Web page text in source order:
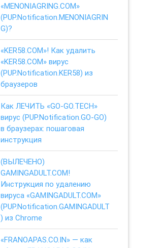
«MENONIAGRING.COM»
(PUP.Notification.MENONIAGRIN
G)?
«KER58.COM»! Как удалить
«KER58.COM» вирус
(PUP.Notification.KER58) из
браузеров
Как ЛЕЧИТЬ «GO-GO.TECH»
вирус (PUP.Notification.GO-GO)
в браузерах: пошаговая
инструкция
(ВЫЛЕЧЕНО)
GAMINGADULT.COM!
Инструкция по удалению
вируса «GAMINGADULT.COM»
(PUP.Notification.GAMINGADULT
) из Chrome
«FRANOAPAS.CO.IN» — как